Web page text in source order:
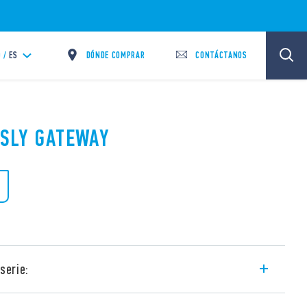
/ ES DÓNDE COMPRAR CONTÁCTANOS
GATEWAY